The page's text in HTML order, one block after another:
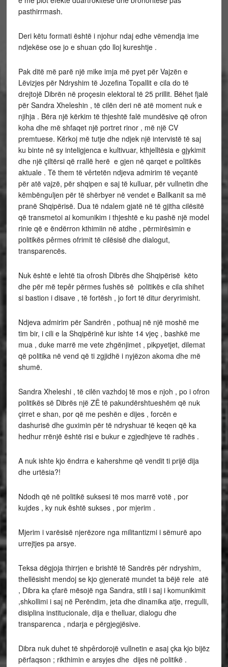
pasthirrmash.
Deri këtu formati është i njohur ndaj edhe vëmendja ime
ndjekëse ose jo e shuan çdo lloj kureshtje .
Pak ditë më parë një mike imja më pyet për Vajzën e
Lëvizjes për Ndryshim të Jozefina Topallit e cila do të
drejtojë Dibrën në proçesin elektoral të 25 prillit. Bëhet fjalë
për Sandra Xheleshin , të cilën deri në atë moment nuk e
njihja . Bëra një kërkim të thjeshtë falë mundësive që ofron
koha dhe më shfaqet një portret rinor , më një CV
premtuese. Kërkoj më tutje dhe ndjek një intervistë të saj
ku binte në sy inteligjenca e kultivuar, kthjelltësia e gjykimit
dhe një çiltërsi që rrallë herë e gjen në qarqet e politikës
aktuale . Të them të vêrtetën ndjeva admirim të veçantë
për atë vajzë, për shqipen e saj të kulluar, për vullnetin dhe
këmbënguljen për të shërbyer në vendet e Ballkanit sa më
pranë Shqipërisë. Dua të ndalem gjatë në të gjitha cilësitë
që transmetoi ai komunikim i thjeshtë e ku pashë një model
rinie që e ëndërron kthimiin në atdhe , përmirësimin e
politikës pêrmes ofrimit të cilësisë dhe dialogut,
transparencës.
Nuk është e lehtë tia ofrosh Dibrës dhe Shqipërisë këto
dhe për më tepêr përmes fushës së politikës e cila shihet
si bastion i disave , të fortësh , jo fort të ditur deryrimisht.
Ndjeva admirim për Sandrën , pothuaj në një moshë me
tim bir, i cili e la Shqipërinë kur ishte 14 vjeç , bashkë me
mua , duke marrë me vete zhgënjimet , pikpyetjet, dilemat
që politika në vend që ti zgjidhë i nyjëzon akoma dhe më
shumë.
Sandra Xheleshi , të cilën vazhdoj të mos e njoh , po i ofron
politikës së Dibrës një ZË të pakundërshtueshëm që nuk
çirret e shan, por që me peshën e dijes , forcën e
dashurisë dhe guximin për të ndryshuar të keqen që ka
hedhur rrënjë është risi e bukur e zgjedhjeve të radhës .
A nuk ishte kjo ëndrra e kahershme që vendit ti prijë dija
dhe urtësia?!
Ndodh që në politikë suksesi të mos marrë votë , por
kujdes , ky nuk është sukses , por mjerim .
Mjerim i varësisë njerëzore nga militantizmi i sëmurë apo
urrejtjes pa arsye.
Teksa dëgjoja thirrjen e brishtë të Sandrës për ndryshim,
thellësisht mendoj se kjo gjeneratë mundet ta bëjë rele atë
, Dibra ka çfarë mësojë nga Sandra, stili i saj i komunikimit
,shkollimi i saj në Perëndim, jeta dhe dinamika atje, rregulli,
disiplina institucionale, dija e thelluar, dialogu dhe
transparenca , ndarja e përgjegjësive.
Dibra nuk duhet të shpêrdorojë vullnetin e asaj çka kjo bijëz
përfaqson ; rikthimin e arsyjes dhe dijes në politikë .